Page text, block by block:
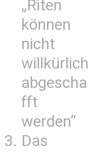
„Riten
können
nicht
willkürlich
abgescha
fft
werden“
Das